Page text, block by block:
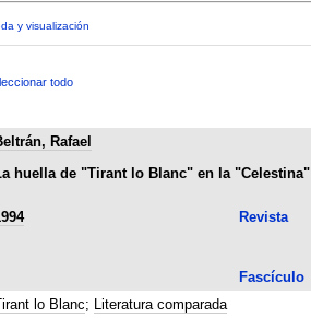
y visualización
todo
Rafael
huella de "Tirant lo Blanc" en la "Celestina"
Revista
Fascículo
lo Blanc; Literatura comparada